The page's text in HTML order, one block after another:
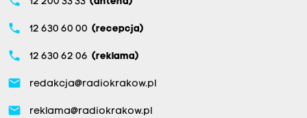
phone 12 630 60 00 (recepcja)
phone 12 630 62 06 (reklama)
email redakcja@radiokrakow.pl
email reklama@radiokrakow.pl